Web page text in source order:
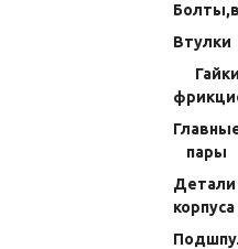
Прокладки и уплотнения
Подшпульные узлы
Втулки
Гайки
пары
Детали
корпуса